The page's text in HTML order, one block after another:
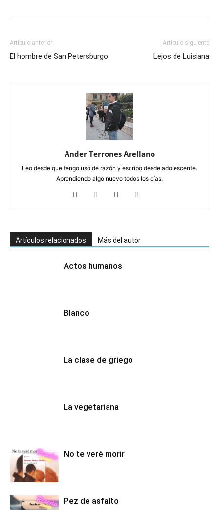
Artículo anterior
El hombre de San Petersburgo
Artículo siguiente
Lejos de Luisiana
Ander Terrones Arellano
Leo desde que tengo uso de razón y escribo desde adolescente.
Aprendiendo algo nuevo todos los días.
Artículos relacionados Más del autor
Actos humanos
Blanco
La clase de griego
La vegetariana
No te veré morir
Pez de asfalto